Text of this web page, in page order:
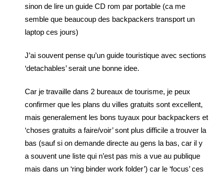
sinon de lire un guide CD rom par portable (ca me
semble que beaucoup des backpackers transport un
laptop ces jours)
J’ai souvent pense qu’un guide touristique avec sections
‘detachables’ serait une bonne idee.
Car je travaille dans 2 bureaux de tourisme, je peux
confirmer que les plans du villes gratuits sont excellent,
mais generalement les bons tuyaux pour backpackers et
‘choses gratuits a faire/voir’ sont plus difficile a trouver la
bas (sauf si on demande directe au gens la bas, car il y
a souvent une liste qui n’est pas mis a vue au publique
mais dans un ‘ring binder work folder’) car le ‘focus’ ces